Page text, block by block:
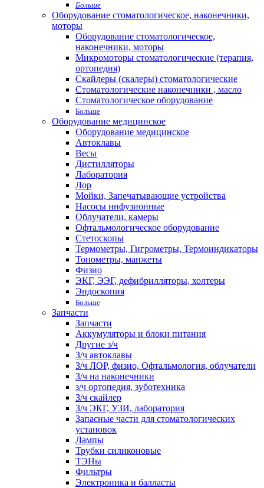
Больше
Оборудование стоматологическое, наконечники,
моторы
Оборудование стоматологическое,
наконечники, моторы
Микромоторы стоматологические (терапия,
ортопедия)
Скайлеры (скалеры) стоматологические
Стоматологические наконечники , масло
Стоматологическое оборудование
Больше
Оборудование медицинское
Оборудование медицинское
Автоклавы
Весы
Дистилляторы
Лаборатория
Лор
Мойки, Запечатывающие устройства
Насосы инфузионные
Облучатели, камеры
Офтальмологическое оборудование
Стетоскопы
Термометры, Гигрометры, Термоиндикаторы
Тонометры, манжеты
Физио
ЭКГ, ЭЭГ, дефибрилляторы, холтеры
Эндоскопия
Больше
Запчасти
Запчасти
Аккумуляторы и блоки питания
Другие з/ч
З/ч автоклавы
З/ч ЛОР, физио, Офтальмология, облучатели
З/ч на наконечники
з/ч ортопедия, зуботехника
З/ч скайлер
З/ч ЭКГ, УЗИ, лаборатория
Запасные части для стоматологических
установок
Лампы
Трубки силиконовые
ТЭНы
Фильтры
Электроника и балласты